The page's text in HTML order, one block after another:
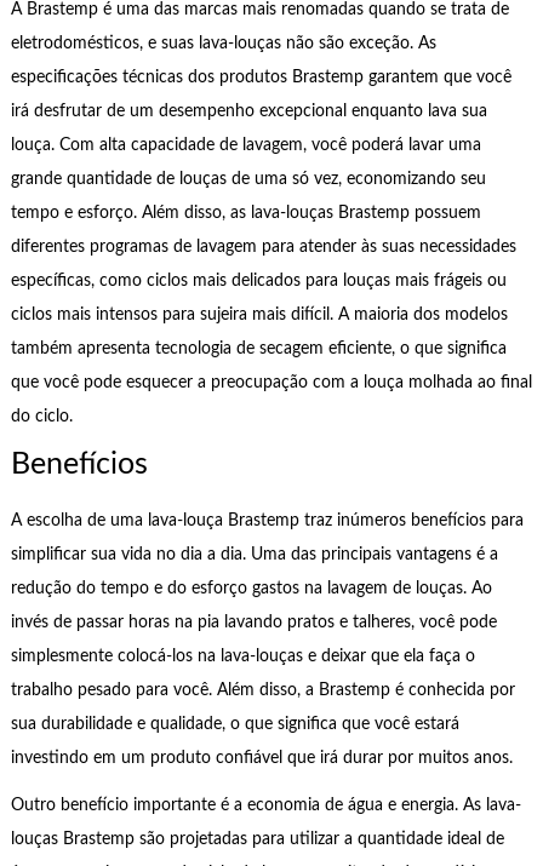
A Brastemp é uma das marcas mais renomadas quando se trata de
eletrodomésticos, e suas lava-louças não são exceção. As
especificações técnicas dos produtos Brastemp garantem que você
irá desfrutar de um desempenho excepcional enquanto lava sua
louça. Com alta capacidade de lavagem, você poderá lavar uma
grande quantidade de louças de uma só vez, economizando seu
tempo e esforço. Além disso, as lava-louças Brastemp possuem
diferentes programas de lavagem para atender às suas necessidades
específicas, como ciclos mais delicados para louças mais frágeis ou
ciclos mais intensos para sujeira mais difícil. A maioria dos modelos
também apresenta tecnologia de secagem eficiente, o que significa
que você pode esquecer a preocupação com a louça molhada ao final
do ciclo.
Benefícios
A escolha de uma lava-louça Brastemp traz inúmeros benefícios para
simplificar sua vida no dia a dia. Uma das principais vantagens é a
redução do tempo e do esforço gastos na lavagem de louças. Ao
invés de passar horas na pia lavando pratos e talheres, você pode
simplesmente colocá-los na lava-louças e deixar que ela faça o
trabalho pesado para você. Além disso, a Brastemp é conhecida por
sua durabilidade e qualidade, o que significa que você estará
investindo em um produto confiável que irá durar por muitos anos.
Outro benefício importante é a economia de água e energia. As lava-
louças Brastemp são projetadas para utilizar a quantidade ideal de